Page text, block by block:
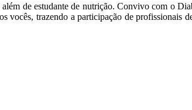
de estudante de nutrição. Convivo com o
vocês, trazendo a participação de profissionais